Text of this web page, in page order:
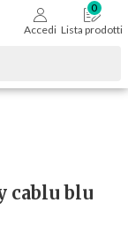
Accedi Lista prodotti
cablu blu